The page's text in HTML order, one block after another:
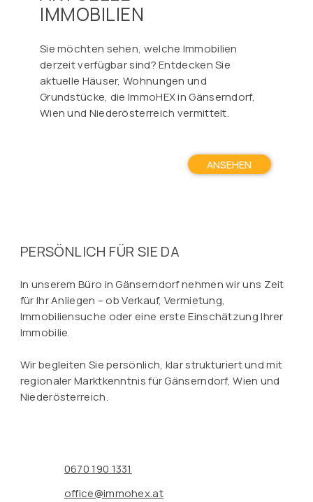
IMMOBILIEN
Sie möchten sehen, welche Immobilien
derzeit verfügbar sind? Entdecken Sie
aktuelle Häuser, Wohnungen und
Grundstücke, die ImmoHEX in Gänserndorf,
Wien und Niederösterreich vermittelt.
ANSEHEN
PERSÖNLICH FÜR SIE DA
In unserem Büro in Gänserndorf nehmen wir uns Zeit
für Ihr Anliegen – ob Verkauf, Vermietung,
Immobiliensuche oder eine erste Einschätzung Ihrer
Immobilie.
Wir begleiten Sie persönlich, klar strukturiert und mit
regionaler Marktkenntnis für Gänserndorf, Wien und
Niederösterreich.
0670 190 1331
office@immohex.at